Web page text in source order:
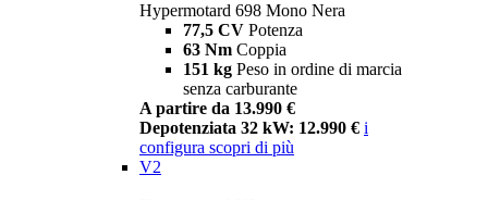
Hypermotard 698 Mono Nera
77,5 CV Potenza
63 Nm Coppia
151 kg Peso in ordine di marcia
senza carburante
A partire da 13.990 €
Depotenziata 32 kW: 12.990 € i
configura scopri di più
V2